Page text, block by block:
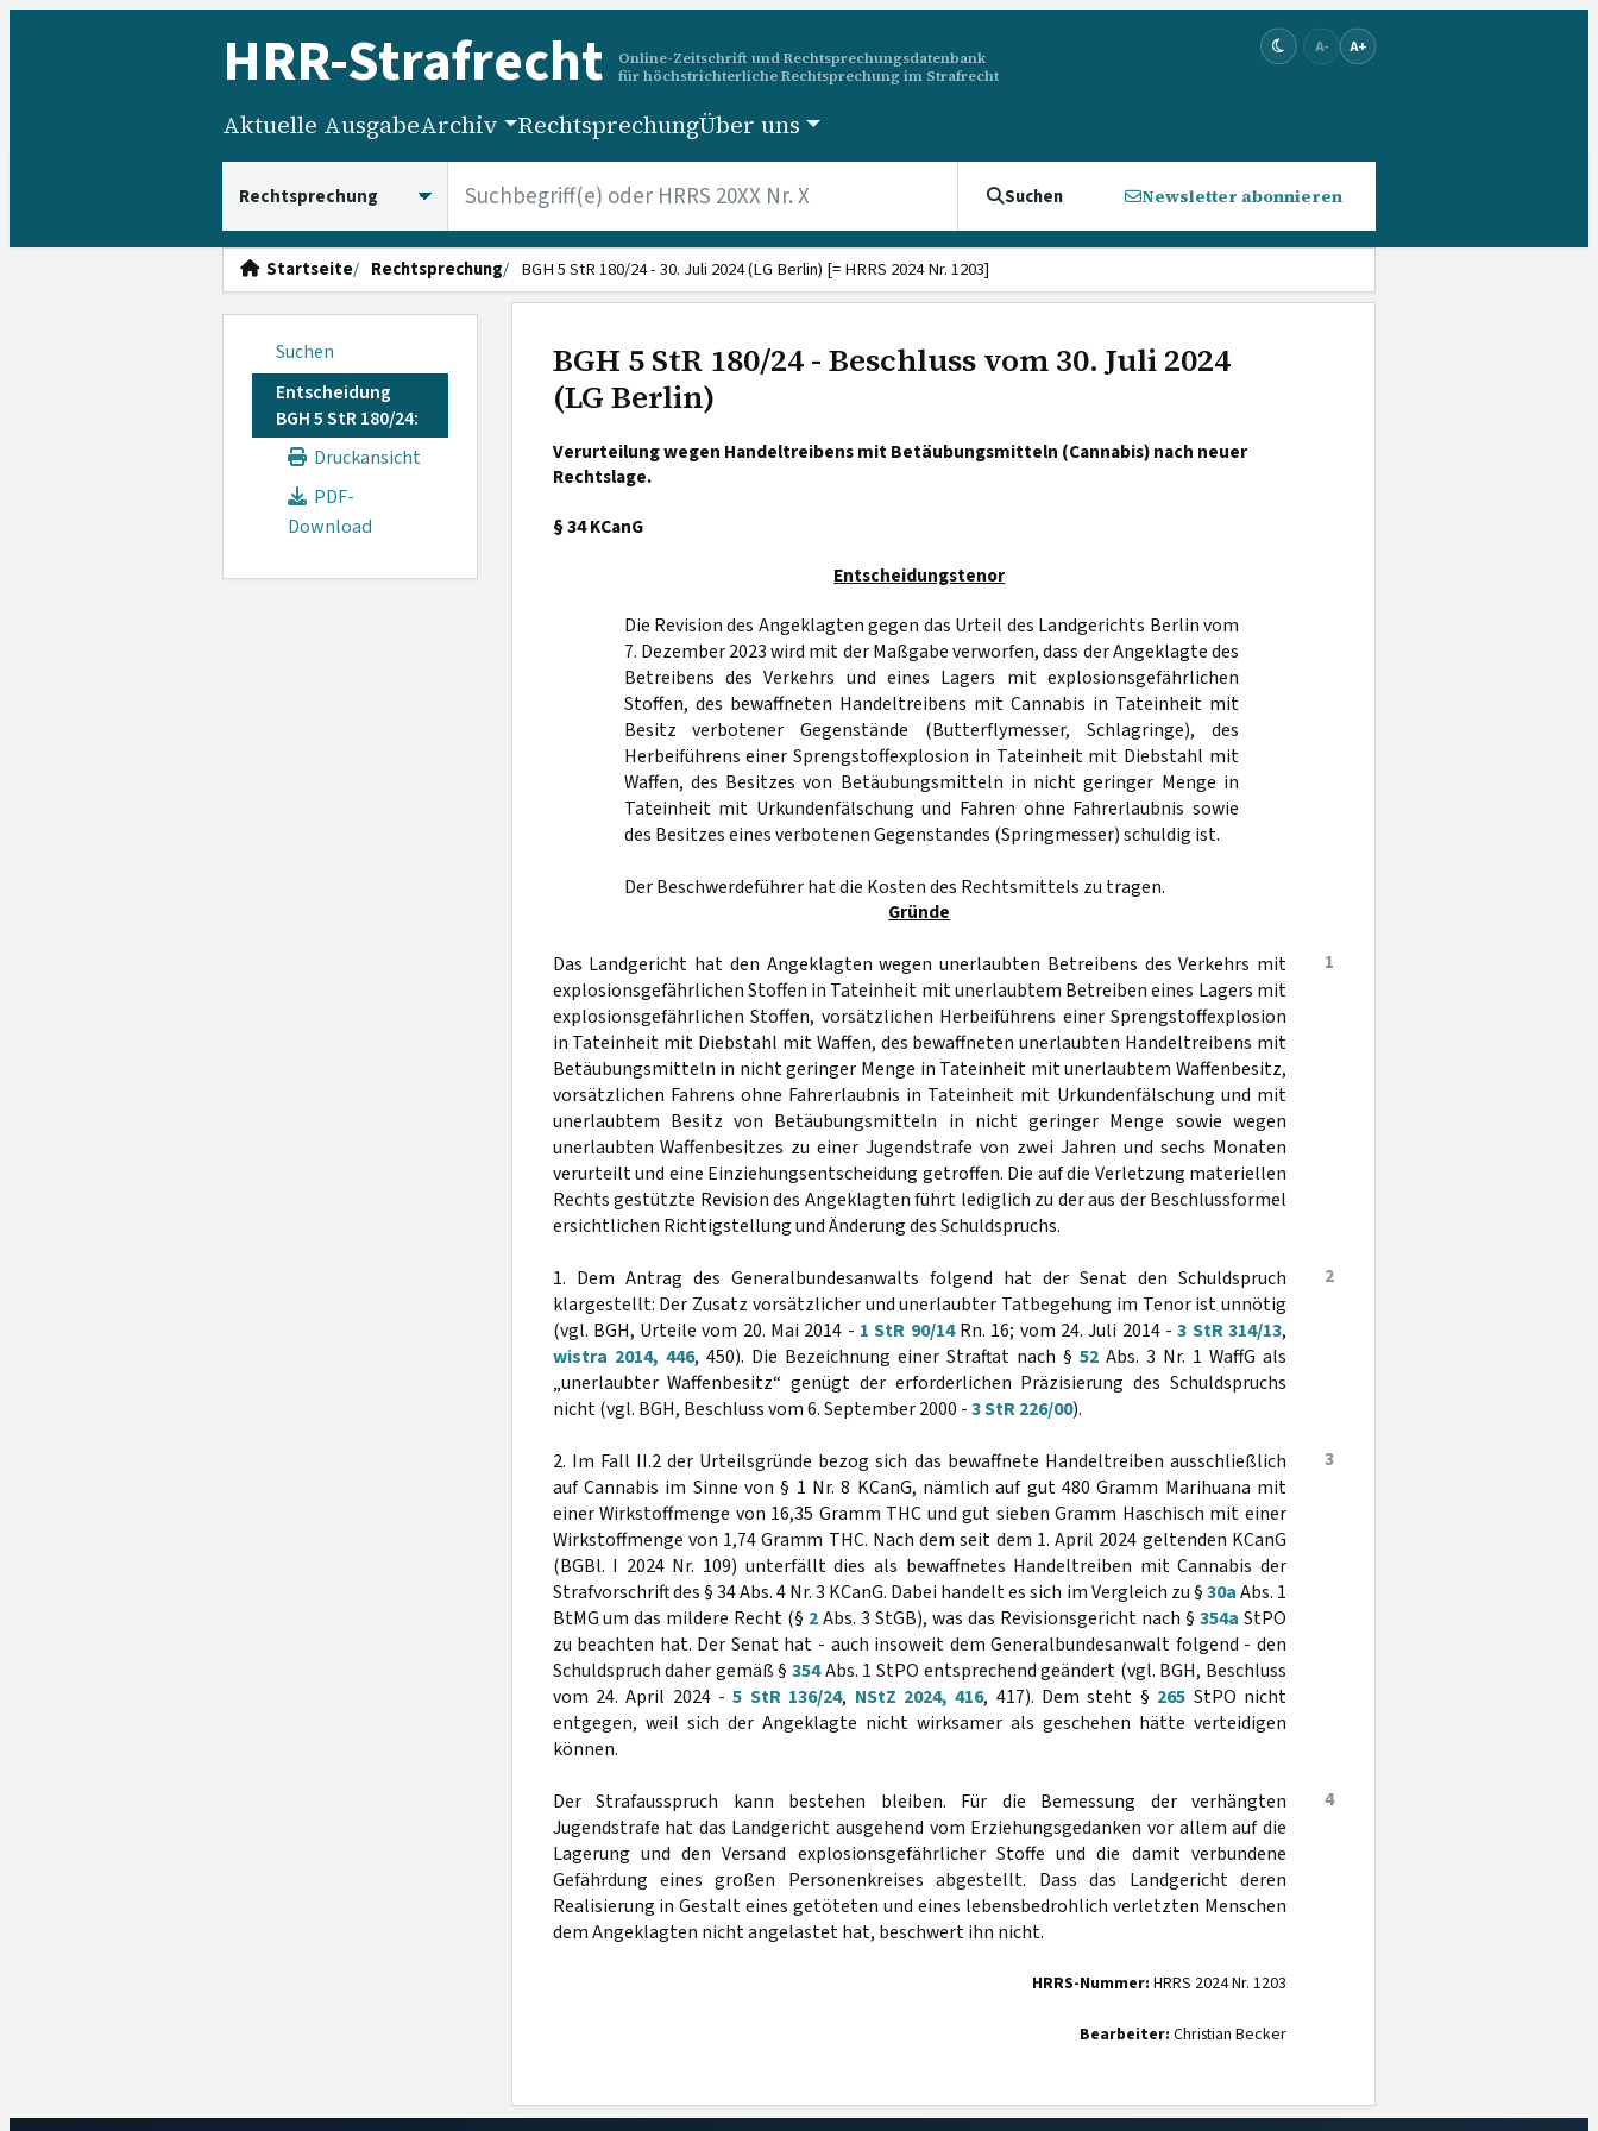
HRR-Strafrecht
Online-Zeitschrift und Rechtsprechungsdatenbank
für höchstrichterliche Rechtsprechung im Strafrecht
A- A+
Aktuelle AusgabeArchiv RechtsprechungÜber uns
Suchen Newsletter abonnieren
Startseite Rechtsprechung BGH 5 StR 180/24 - 30. Juli 2024 (LG Berlin) [= HRRS 2024 Nr. 1203]
Suchen
Entscheidung
BGH 5 StR 180/24:
Druckansicht
PDF-
Download
BGH 5 StR 180/24 - Beschluss vom 30. Juli 2024
(LG Berlin)
Verurteilung wegen Handeltreibens mit Betäubungsmitteln (Cannabis) nach neuer
Rechtslage.
§ 34 KCanG
Entscheidungstenor
Die Revision des Angeklagten gegen das Urteil des Landgerichts Berlin vom
7. Dezember 2023 wird mit der Maßgabe verworfen, dass der Angeklagte des
Betreibens des Verkehrs und eines Lagers mit explosionsgefährlichen
Stoffen, des bewaffneten Handeltreibens mit Cannabis in Tateinheit mit
Besitz verbotener Gegenstände (Butterflymesser, Schlagringe), des
Herbeiführens einer Sprengstoffexplosion in Tateinheit mit Diebstahl mit
Waffen, des Besitzes von Betäubungsmitteln in nicht geringer Menge in
Tateinheit mit Urkundenfälschung und Fahren ohne Fahrerlaubnis sowie
des Besitzes eines verbotenen Gegenstandes (Springmesser) schuldig ist.
Der Beschwerdeführer hat die Kosten des Rechtsmittels zu tragen.
Gründe
1
Das Landgericht hat den Angeklagten wegen unerlaubten Betreibens des Verkehrs mit
explosionsgefährlichen Stoffen in Tateinheit mit unerlaubtem Betreiben eines Lagers mit
explosionsgefährlichen Stoffen, vorsätzlichen Herbeiführens einer Sprengstoffexplosion
in Tateinheit mit Diebstahl mit Waffen, des bewaffneten unerlaubten Handeltreibens mit
Betäubungsmitteln in nicht geringer Menge in Tateinheit mit unerlaubtem Waffenbesitz,
vorsätzlichen Fahrens ohne Fahrerlaubnis in Tateinheit mit Urkundenfälschung und mit
unerlaubtem Besitz von Betäubungsmitteln in nicht geringer Menge sowie wegen
unerlaubten Waffenbesitzes zu einer Jugendstrafe von zwei Jahren und sechs Monaten
verurteilt und eine Einziehungsentscheidung getroffen. Die auf die Verletzung materiellen
Rechts gestützte Revision des Angeklagten führt lediglich zu der aus der Beschlussformel
ersichtlichen Richtigstellung und Änderung des Schuldspruchs.
2
1. Dem Antrag des Generalbundesanwalts folgend hat der Senat den Schuldspruch
klargestellt: Der Zusatz vorsätzlicher und unerlaubter Tatbegehung im Tenor ist unnötig
(vgl. BGH, Urteile vom 20. Mai 2014 - 1 StR 90/14Rn. 16; vom 24. Juli 2014 -3 StR 314/13,
wistra 2014, 446, 450). Die Bezeichnung einer Straftat nach § 52Abs. 3 Nr. 1 WaffG als
„unerlaubter Waffenbesitz“ genügt der erforderlichen Präzisierung des Schuldspruchs
nicht (vgl. BGH, Beschluss vom 6. September 2000 -3 StR 226/00).
3
2. Im Fall II.2 der Urteilsgründe bezog sich das bewaffnete Handeltreiben ausschließlich
auf Cannabis im Sinne von § 1 Nr. 8 KCanG, nämlich auf gut 480 Gramm Marihuana mit
einer Wirkstoffmenge von 16,35 Gramm THC und gut sieben Gramm Haschisch mit einer
Wirkstoffmenge von 1,74 Gramm THC. Nach dem seit dem 1. April 2024 geltenden KCanG
(BGBl. I 2024 Nr. 109) unterfällt dies als bewaffnetes Handeltreiben mit Cannabis der
Strafvorschrift des § 34 Abs. 4 Nr. 3 KCanG. Dabei handelt es sich im Vergleich zu §30aAbs. 1
BtMG um das mildere Recht (§ 2Abs. 3 StGB), was das Revisionsgericht nach §354a StPO
zu beachten hat. Der Senat hat - auch insoweit dem Generalbundesanwalt folgend - den
Schuldspruch daher gemäß § 354Abs. 1 StPO entsprechend geändert (vgl. BGH, Beschluss
vom 24. April 2024 -5 StR 136/24, NStZ 2024, 416, 417). Dem steht § 265 StPO nicht
entgegen, weil sich der Angeklagte nicht wirksamer als geschehen hätte verteidigen
können.
4
Der Strafausspruch kann bestehen bleiben. Für die Bemessung der verhängten
Jugendstrafe hat das Landgericht ausgehend vom Erziehungsgedanken vor allem auf die
Lagerung und den Versand explosionsgefährlicher Stoffe und die damit verbundene
Gefährdung eines großen Personenkreises abgestellt. Dass das Landgericht deren
Realisierung in Gestalt eines getöteten und eines lebensbedrohlich verletzten Menschen
dem Angeklagten nicht angelastet hat, beschwert ihn nicht.
HRRS-Nummer: HRRS 2024 Nr. 1203
Bearbeiter: Christian Becker